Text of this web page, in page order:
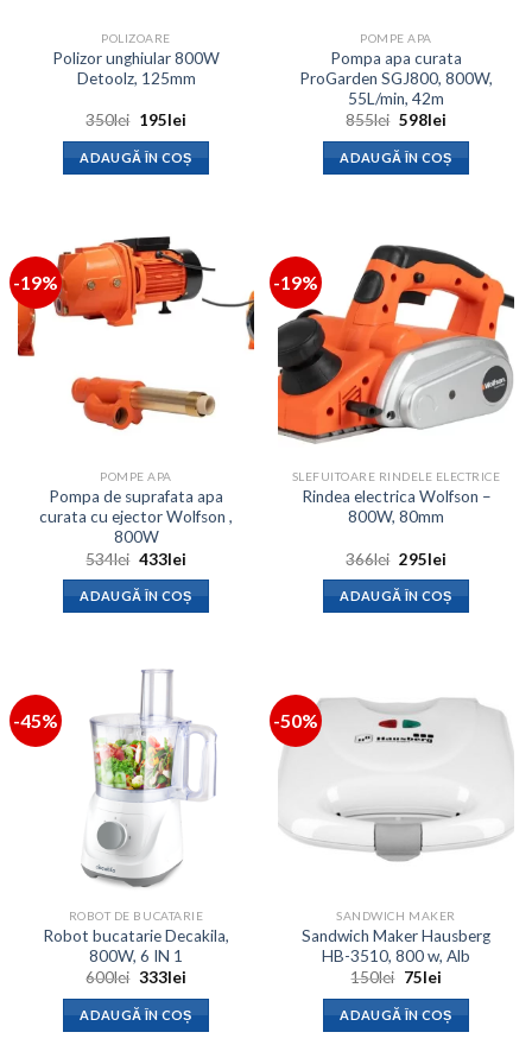
POLIZOARE
Polizor unghiular 800W
Detoolz, 125mm
350lei Prețul
a
fost:
350lei.
195leiPrețul
este:
195lei.
ADAUGĂ ÎN COȘ
POMPE APA
Pompa apa curata
ProGarden SGJ800, 800W,
55L/min, 42m
855lei Prețul
a
fost:
855lei.
598leiPrețul
este:
598lei.
ADAUGĂ ÎN COȘ
-19%
POMPE APA
Pompa de suprafata apa
curata cu ejector Wolfson ,
800W
534lei Prețul
a
fost:
534lei.
433leiPrețul
este:
433lei.
ADAUGĂ ÎN COȘ
-19%
SLEFUITOARE RINDELE ELECTRICE
Rindea electrica Wolfson –
800W, 80mm
366lei Prețul
a
fost:
366lei.
295leiPrețul
este:
295lei.
ADAUGĂ ÎN COȘ
-45%
ROBOT DE BUCATARIE
Robot bucatarie Decakila,
800W, 6 IN 1
600lei Prețul
a
fost:
600lei.
333leiPrețul
este:
333lei.
ADAUGĂ ÎN COȘ
-50%
SANDWICH MAKER
Sandwich Maker Hausberg
HB-3510, 800 w, Alb
150lei Prețul
a
fost:
150lei.
75leiPrețul
este:
75lei.
ADAUGĂ ÎN COȘ